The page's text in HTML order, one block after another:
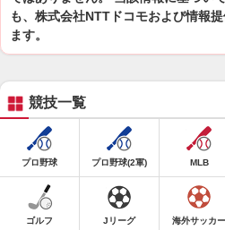
も、株式会社NTTドコモおよび情報
ます。
競技一覧
プロ野球 プロ野球(2軍) MLB
ゴルフ Jリーグ 海外サッカー